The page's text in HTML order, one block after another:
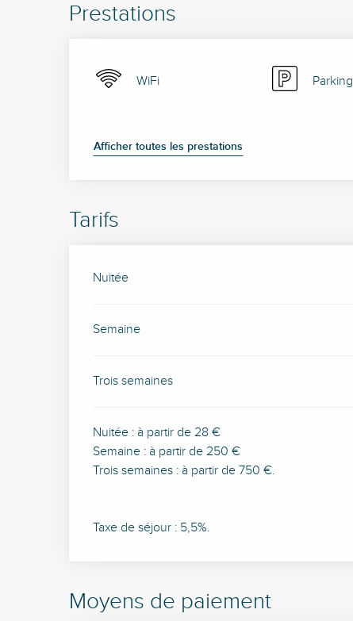
Prestations
WiFi Parking
Afficher toutes les prestations
Tarifs
Tarifs 2026
Nuitée
Semaine
Trois semaines
Nuitée : à partir de 28 €
Semaine : à partir de 250 €
Trois semaines : à partir de 750 €.
Taxe de séjour : 5,5%.
Moyens de paiement